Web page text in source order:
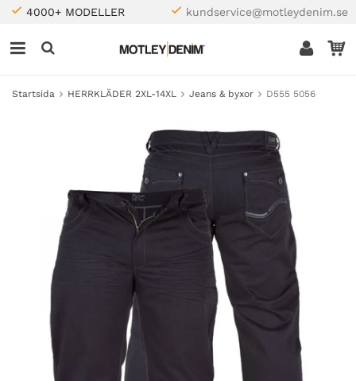
4000+ MODELLER kundservice@motleydenim.se
Startsida HERRKLÄDER 2XL-14XL Jeans & byxor D555 5056